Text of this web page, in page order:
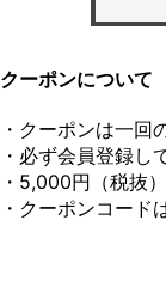
クーポンについて
・クーポンは一回
・必ず会員登録し
・5,000円（税抜
・クーポンコー